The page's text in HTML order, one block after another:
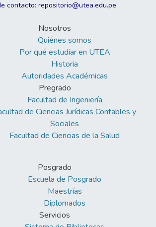
contacto: repositorio@utea.edu.pe
Nosotros
Quiénes somos
Por qué estudiar en UTEA
Historia
Autoridades Académicas
Pregrado
Facultad de Ingeniería
de Ciencias Jurídicas Contables y
Sociales
Facultad de Ciencias de la Salud
Posgrado
Escuela de Posgrado
Maestrías
Diplomados
Servicios